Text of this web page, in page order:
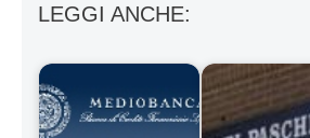
LEGGI ANCHE: